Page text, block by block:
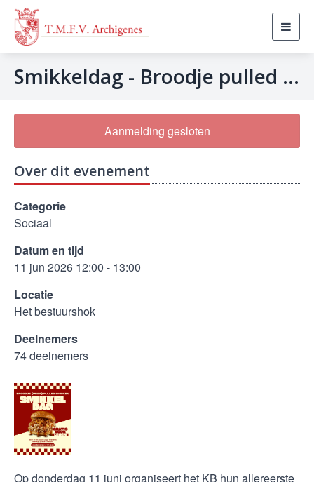
Smikkeldag - Broodje pulled chicken
Aanmelding gesloten
Over dit evenement
Categorie
Sociaal
Datum en tijd
11 jun 2026 12:00 - 13:00
Locatie
Het bestuurshok
Deelnemers
74 deelnemers
Op donderdag 11 juni organiseert het KB hun allereerste